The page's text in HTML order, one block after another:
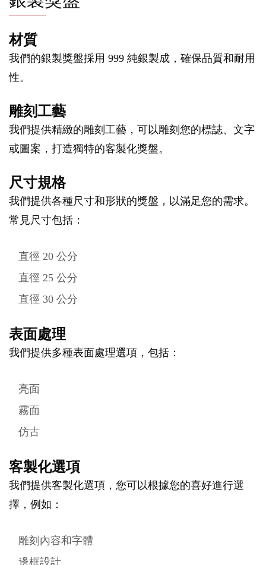
材質
我們的銀製獎盤採用 999 純銀製成，確保品質和耐用
性。
雕刻工藝
我們提供精緻的雕刻工藝，可以雕刻您的標誌、文字
或圖案，打造獨特的客製化獎盤。
尺寸規格
我們提供各種尺寸和形狀的獎盤，以滿足您的需求。
常見尺寸包括：
直徑 20 公分
直徑 25 公分
直徑 30 公分
表面處理
我們提供多種表面處理選項，包括：
亮面
霧面
仿古
客製化選項
我們提供客製化選項，您可以根據您的喜好進行選
擇，例如：
雕刻內容和字體
邊框設計